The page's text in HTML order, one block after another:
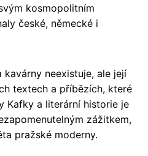
kosmopolitním
české, německé i
neexistuje, ale její
textech a příbězích, které
Kafky a literární historie je
zážitkem,
pražské moderny.